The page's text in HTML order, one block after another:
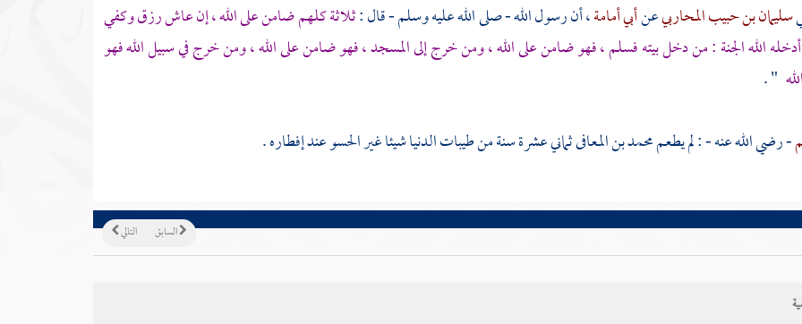
سليمان بن حبيب المحاربيعنأبي أمامة، أن رسول الله - صلى الله عليه وسلم - قال :ثلاثة كلهم ضامن على الله ، إن عاش رزق وكفي
الله الجنة : من دخل بيته فسلم ، فهو ضامن على الله ، ومن خرج إلى المسجد ، فهو ضامن على الله ، ومن خرج في سبيل الله فهو
" .
- رضي الله عنه - : لم يطعممحمد بن المعافىثماني عشرة سنة من طيبات الدنيا شيئا غير الحسو عند إفطاره .
التالي السابق